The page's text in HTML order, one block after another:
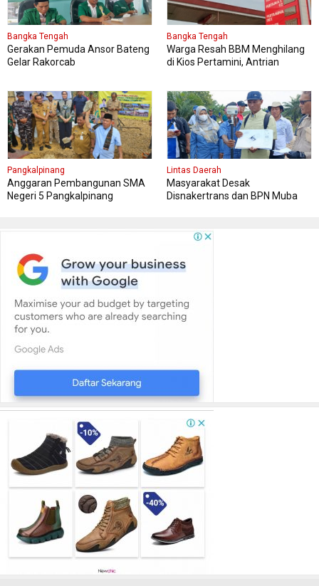
Bangka Tengah
Gerakan Pemuda Ansor Bateng
Gelar Rakorcab
Bangka Tengah
Warga Resah BBM Menghilang
di Kios Pertamini, Antrian
Pangkalpinang
Anggaran Pembangunan SMA
Negeri 5 Pangkalpinang
Lintas Daerah
Masyarakat Desak
Disnakertrans dan BPN Muba
Penempatan